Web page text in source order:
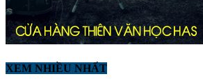
XEM NHIỀU NHẤT